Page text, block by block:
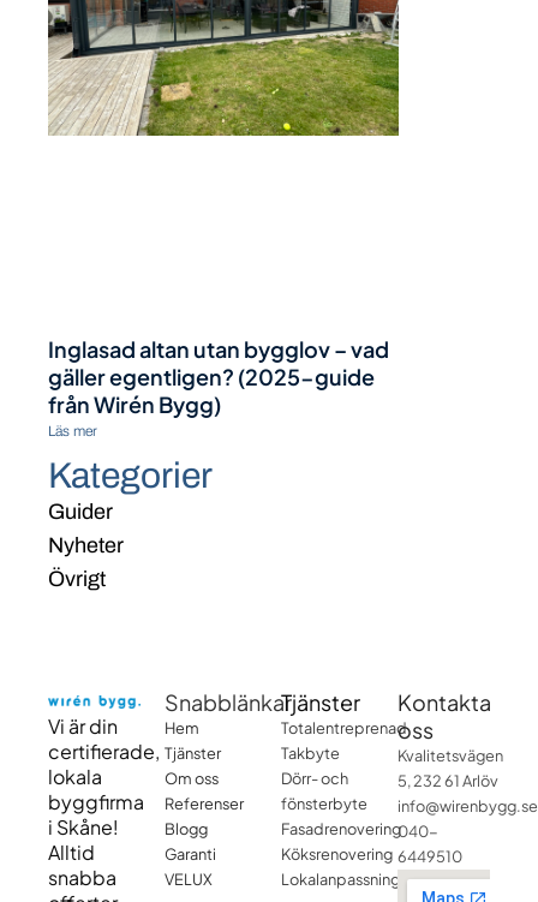
Inglasad altan utan bygglov – vad
gäller egentligen? (2025-guide
från Wirén Bygg)
Läs mer
Kategorier
Guider
Nyheter
Övrigt
Snabblänkar
Hem
Tjänster
Om oss
Referenser
Blogg
Garanti
VELUX
Tjänster
Totalentreprenad
Takbyte
Dörr- och
fönsterbyte
Fasadrenovering
Köksrenovering
Lokalanpassning
Kontakta
oss
Kvalitetsvägen
5, 232 61 Arlöv
info@wirenbygg.se
040-
6449510
Vi är din
certifierade,
lokala
byggfirma
i Skåne!
Alltid
snabba